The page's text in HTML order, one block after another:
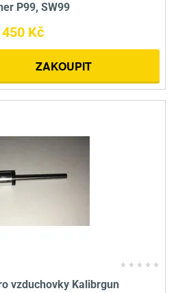
P99, SW99
450 Kč
ZAKOUPIT
vzduchovky Kalibrgun